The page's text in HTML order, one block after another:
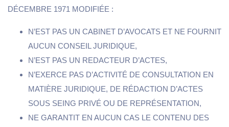
DÉCEMBRE 1971 MODIFIÉE :
N’EST PAS UN CABINET D’AVOCATS ET NE FOURNIT
AUCUN CONSEIL JURIDIQUE,
N’EST PAS UN REDACTEUR D’ACTES,
N’EXERCE PAS D’ACTIVITÉ DE CONSULTATION EN
MATIÈRE JURIDIQUE, DE RÉDACTION D’ACTES
SOUS SEING PRIVÉ OU DE REPRÉSENTATION,
NE GARANTIT EN AUCUN CAS LE CONTENU DES